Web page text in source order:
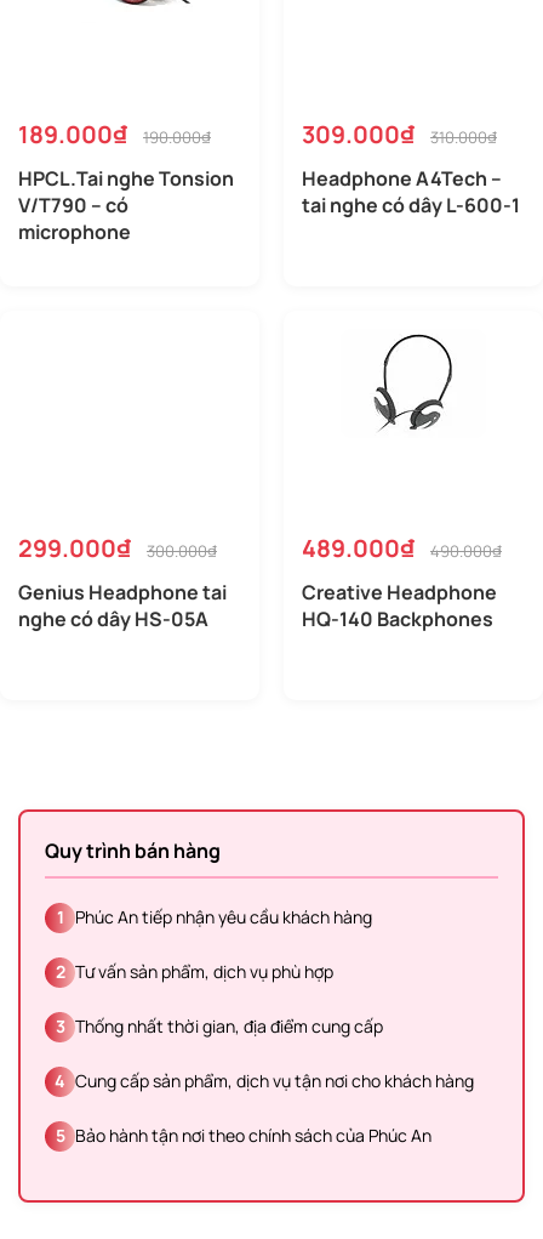
189.000₫ 190.000₫
HPCL.Tai nghe Tonsion
V/T790 – có
microphone
309.000₫ 310.000₫
Headphone A4Tech –
tai nghe có dây L-600-1
299.000₫ 300.000₫
Genius Headphone tai
nghe có dây HS-05A
489.000₫ 490.000₫
Creative Headphone
HQ-140 Backphones
Quy trình bán hàng
1 Phúc An tiếp nhận yêu cầu khách hàng
2 Tư vấn sản phẩm, dịch vụ phù hợp
3 Thống nhất thời gian, địa điểm cung cấp
4 Cung cấp sản phẩm, dịch vụ tận nơi cho khách hàng
5 Bảo hành tận nơi theo chính sách của Phúc An